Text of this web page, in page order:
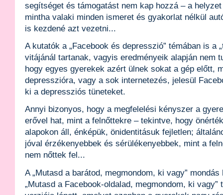
segítséget és támogatást nem kap hozzá – a
mintha valaki minden ismeret és gyakorlat nélkül
is kezdené azt vezetni...
A kutatók a „Facebook és depresszió” témában is a
vitájánál tartanak, vagyis eredményeik alapján nem
hogy egyes gyerekek azért ülnek sokat a gép előtt,
depresszióra, vagy a sok internetezés, jelesül
ki a depressziós tüneteket.
Annyi bizonyos, hogy a megfelelési kényszer a
erővel hat, mint a felnőttekre – tekintve, hogy
alapokon áll, énképük, önidentitásuk fejletlen;
jóval érzékenyebbek és sérülékenyebbek, mint a
nem nőttek fel...
A „Mutasd a barátod, megmondom, ki vagy”
„Mutasd a Facebook-oldalad, megmondom, ki